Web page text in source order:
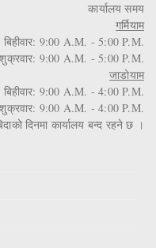
कार्यालय समय
गर्मियाम
9:00 A.M. - 5:00 P.M.
शुक्रवार: 9:00 A.M. - 5:00 P.M.
जाडोयाम
9:00 A.M. - 4:00 P.M.
शुक्रवार: 9:00 A.M. - 4:00 P.M.
दिनमा कार्यालय बन्द रहने छ ।